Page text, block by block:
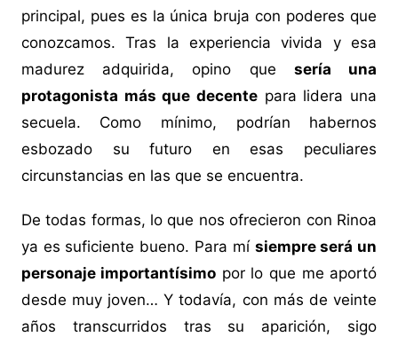
principal, pues es la única bruja con poderes que
conozcamos. Tras la experiencia vivida y esa
madurez adquirida, opino que sería una
protagonista más que decente para lidera una
secuela. Como mínimo, podrían habernos
esbozado su futuro en esas peculiares
circunstancias en las que se encuentra.
De todas formas, lo que nos ofrecieron con Rinoa
ya es suficiente bueno. Para mí siempre será un
personaje importantísimo por lo que me aportó
desde muy joven… Y todavía, con más de veinte
años transcurridos tras su aparición, sigo